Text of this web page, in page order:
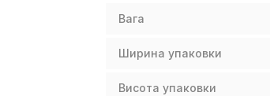
Вага
Ширина упаковки
Висота упаковки